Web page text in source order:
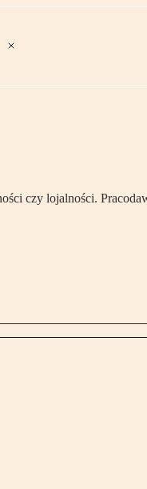
czy lojalności.